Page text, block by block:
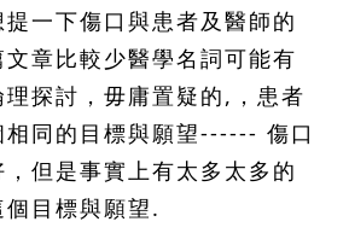
一下傷口與患者及醫師的
章比較少醫學名詞可能有
探討，毋庸置疑的,，患者
相同的目標與願望------ 傷口
但是事實上有太多太多的
目標與願望.